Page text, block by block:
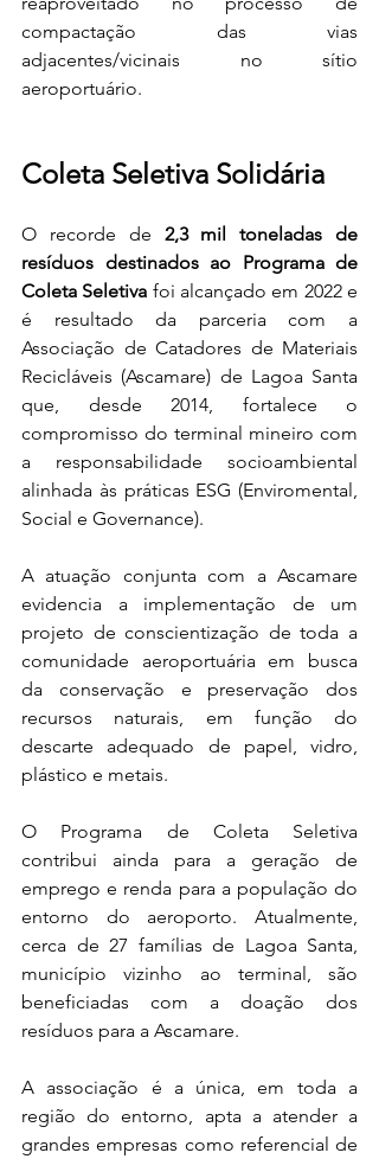
compactação das vias
adjacentes/vicinais no sítio
aeroportuário.
Coleta Seletiva Solidária
O recorde de 2,3 mil toneladas de
resíduos destinados ao Programa de
Coleta Seletiva foi alcançado em 2022 e
é resultado da parceria com a
Associação de Catadores de Materiais
Recicláveis (Ascamare) de Lagoa Santa
que, desde 2014, fortalece o
compromisso do terminal mineiro com
a responsabilidade socioambiental
alinhada às práticas ESG (Enviromental,
Social e Governance).
A atuação conjunta com a Ascamare
evidencia a implementação de um
projeto de conscientização de toda a
comunidade aeroportuária em busca
da conservação e preservação dos
recursos naturais, em função do
descarte adequado de papel, vidro,
plástico e metais.
O Programa de Coleta Seletiva
contribui ainda para a geração de
emprego e renda para a população do
entorno do aeroporto. Atualmente,
cerca de 27 famílias de Lagoa Santa,
município vizinho ao terminal, são
beneficiadas com a doação dos
resíduos para a Ascamare.
A associação é a única, em toda a
região do entorno, apta a atender a
grandes empresas como referencial de